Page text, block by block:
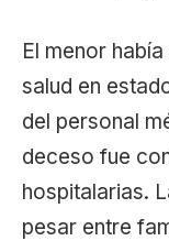
El menor
salud en
del personal
deceso fue
hospitalarias.
pesar entre